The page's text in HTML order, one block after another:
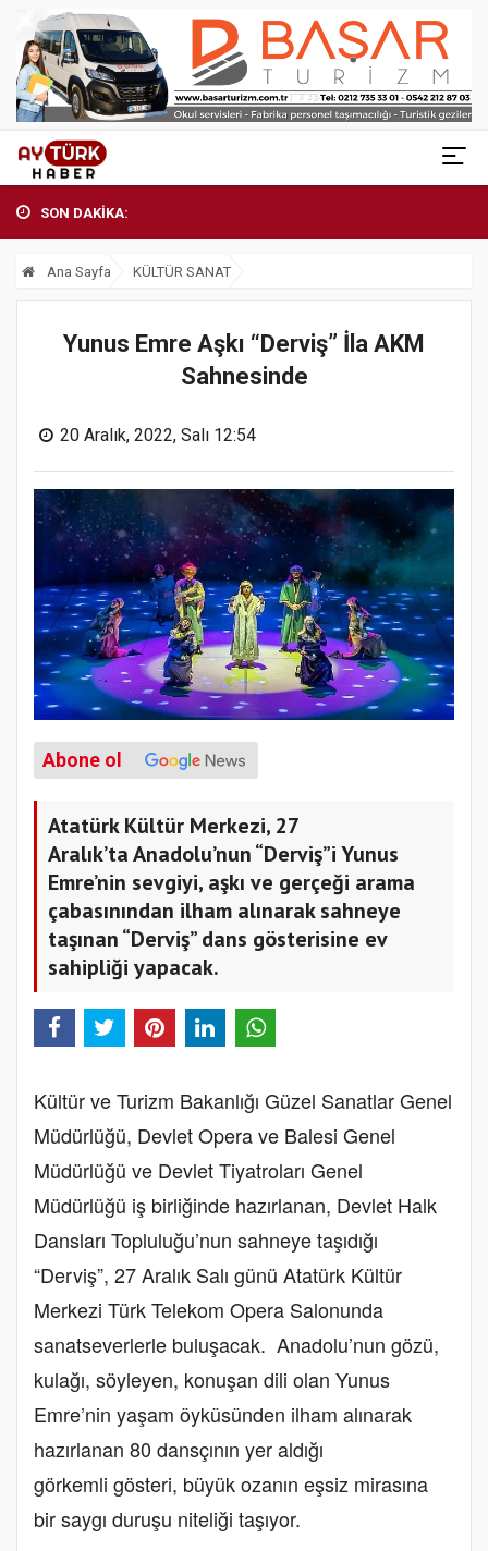
SON DAKİKA:
Ana Sayfa KÜLTÜR SANAT
Yunus Emre Aşkı “Derviş” İla AKM
Sahnesinde
20 Aralık, 2022, Salı 12:54
Abone ol
Atatürk Kültür Merkezi, 27
Aralık’ta Anadolu’nun “Derviş”i Yunus
Emre’nin sevgiyi, aşkı ve gerçeği arama
çabasınından ilham alınarak sahneye
taşınan “Derviş” dans gösterisine ev
sahipliği yapacak.
Kültür ve Turizm Bakanlığı Güzel Sanatlar Genel
Müdürlüğü, Devlet Opera ve Balesi Genel
Müdürlüğü ve Devlet Tiyatroları Genel
Müdürlüğü iş birliğinde hazırlanan, Devlet Halk
Dansları Topluluğu’nun sahneye taşıdığı
“Derviş”, 27 Aralık Salı günü Atatürk Kültür
Merkezi Türk Telekom Opera Salonunda
sanatseverlerle buluşacak. Anadolu’nun gözü,
kulağı, söyleyen, konuşan dili olan Yunus
Emre’nin yaşam öyküsünden ilham alınarak
hazırlanan 80 dansçının yer aldığı
görkemli gösteri, büyük ozanın eşsiz mirasına
bir saygı duruşu niteliği taşıyor.